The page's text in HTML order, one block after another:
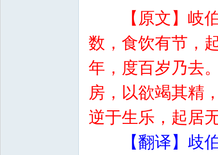
【原文】岐
数，食饮有节，
年，度百岁乃去
房，以欲竭其精
逆于生乐，起居
【翻译】歧